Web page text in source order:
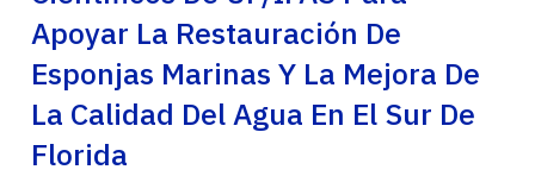
Apoyar La Restauración De
Esponjas Marinas Y La Mejora De
La Calidad Del Agua En El Sur De
Florida